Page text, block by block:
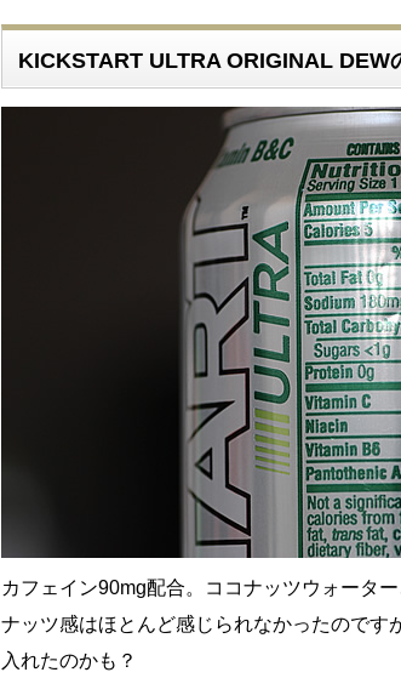
KICKSTART ULTRA ORIGINAL DEW
カフェイン90mg配合。ココナッツウォータ
ナッツ感はほとんど感じられなかったのです
入れたのかも？